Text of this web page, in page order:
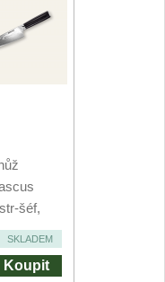
šéf,
SKLADEM
Koupit